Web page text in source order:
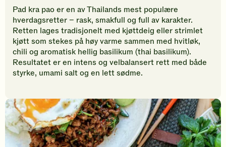
den
første
til
å
vurdere
denne
oppskriften.
Pad kra pao er en av Thailands mest populære
hverdagsretter – rask, smakfull og full av karakter.
Retten lages tradisjonelt med kjøttdeig eller strimlet
kjøtt som stekes på høy varme sammen med hvitløk,
chili og aromatisk hellig basilikum (thai basilikum).
Resultatet er en intens og velbalansert rett med både
styrke, umami salt og en lett sødme.